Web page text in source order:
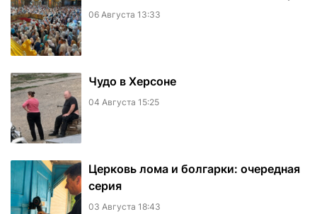
06 Августа 13:33
Чудо в Херсоне
04 Августа 15:25
Церковь лома и болгарки: очередная
серия
03 Августа 18:43